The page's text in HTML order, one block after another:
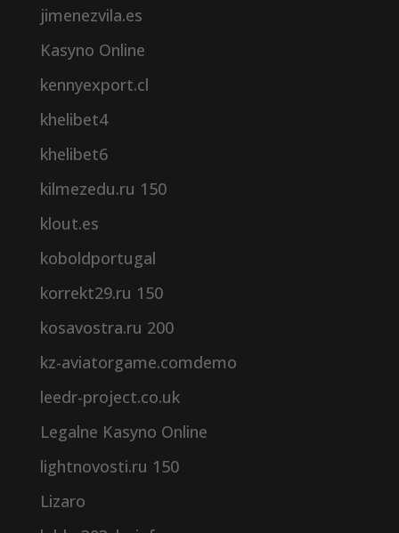
jimenezvila.es
Kasyno Online
kennyexport.cl
khelibet4
khelibet6
kilmezedu.ru 150
klout.es
koboldportugal
korrekt29.ru 150
kosavostra.ru 200
kz-aviatorgame.comdemo
leedr-project.co.uk
Legalne Kasyno Online
lightnovosti.ru 150
Lizaro